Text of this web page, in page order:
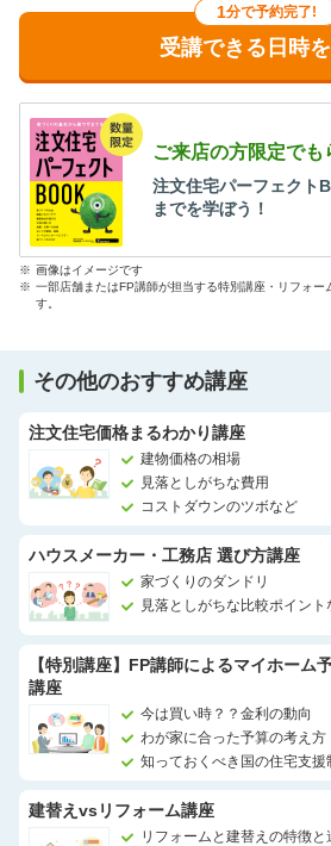
1分で予約完了!
受講できる日時
ご来店の方限定でも
注文住宅パーフェクト
までを学ぼう！
※ 画像はイメージです
※ 一部店舗またはFP講師が担当する特別講座・リフォー
す。
その他のおすすめ講座
注文住宅価格まるわかり講座
建物価格の相場
見落としがちな費用
コストダウンのツボなど
ハウスメーカー・工務店 選び方講座
家づくりのダンドリ
見落としがちな比較ポイント
【特別講座】FP講師によるマイホーム
講座
今は買い時？？金利の動向
わが家に合った予算の考え方
知っておくべき国の住宅支援
建替えvsリフォーム講座
リフォームと建替えの特徴と